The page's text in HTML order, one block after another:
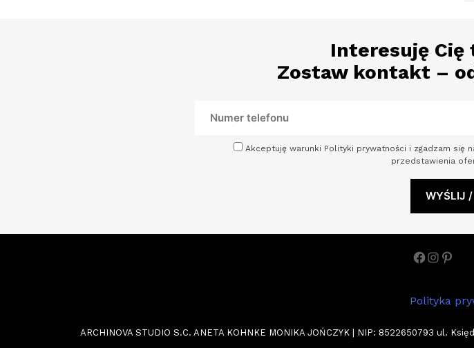
Interesuję
Zostaw kontakt –
Akceptuję warunki Polityki prywatności i zgadzam się
przedstawienia
Facebook Instagram Pinterest
Polityka
ARCHINOVA STUDIO S.C. ANETA KOHNKE MONIKA JOŃCZYK | NIP: 8522650793 ul.